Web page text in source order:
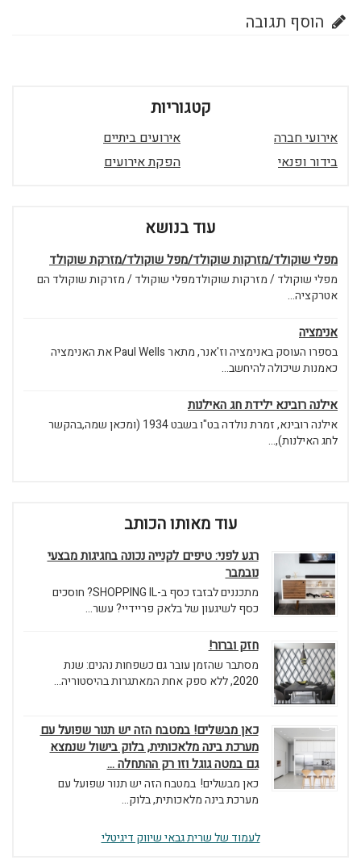
הוסף תגובה
קטגוריות
אירועי חברה
אירועים ביתיים
בידור ופנאי
הפקת אירועים
עוד בנושא
מפלי שוקולד/מזרקות שוקולד/מפל שוקולד/מזרקת שוקולד
מפלי שוקולד / מזרקות שוקולדמפלי שוקולד / מזרקות שוקולד הם
אטרקציה...
אנימציה
בספרו העוסק באנימציה וז'אנר, מתאר Paul Wells את האנימציה
כאמנות שיכולה להיחשב...
אילנה רובינא ילידת חג האילנות
אילנה רובינא, זמרת נולדה בט"ו בשבט 1934 (ומכאן שמה,בהקשר
לחג האילנות),...
עוד מאותו הכותב
רגע לפני: טיפים לקנייה נכונה בחגיגות מבצעי
נובמבר
מתכננים לבזבז כסף ב-SHOPPING IL? חוסכים
כסף לשיגעון של בלאק פריידיי? עשר...
חזק וברור!
מסתבר שהזמן עובר גם כשפחות נהנים: שנת
2020, ללא ספק אחת המאתגרות בהיסטוריה...
כאן מבשלים! במטבח הזה יש תנור שפועל עם
מערכת בינה מלאכותית, בלוק בישול שנמצא
גם במטה גוגל וזו רק ההתחלה ...
כאן מבשלים! במטבח הזה יש תנור שפועל עם
מערכת בינה מלאכותית, בלוק...
לעמוד של שרית גבאי שיווק דיגיטלי